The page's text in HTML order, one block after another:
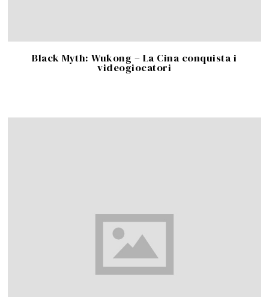
Black Myth: Wukong – La Cina conquista i
videogiocatori